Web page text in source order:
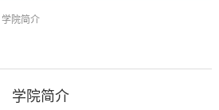
学院简介
学院简介